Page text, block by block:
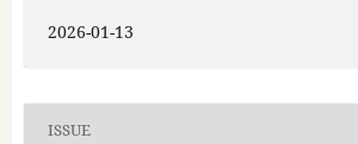
2026-01-13
ISSUE